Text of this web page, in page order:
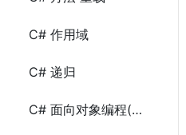
C# 作用域
C# 递归
C# 面向对象编程(OOP)